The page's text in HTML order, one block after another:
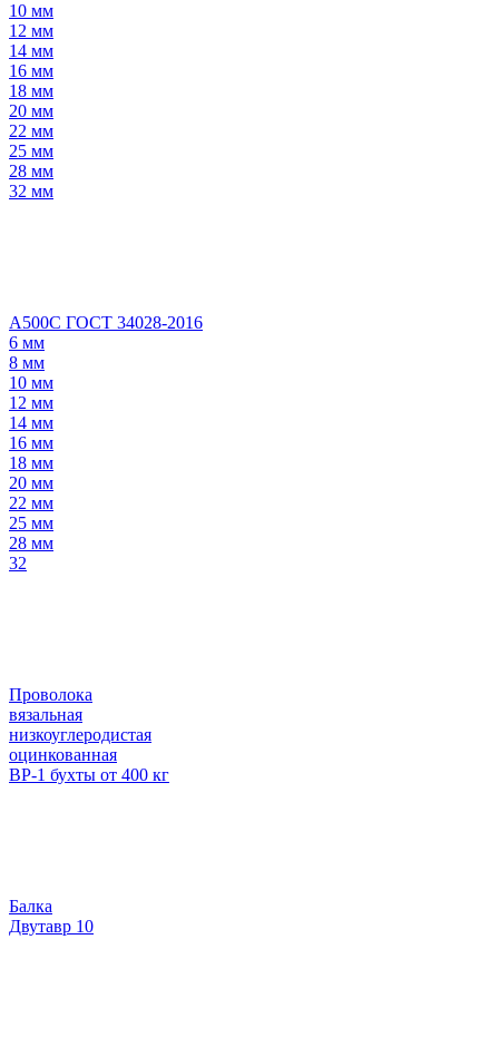
10 мм
12 мм
14 мм
16 мм
18 мм
20 мм
22 мм
25 мм
28 мм
32 мм
А500С ГОСТ 34028-2016
6 мм
8 мм
10 мм
12 мм
14 мм
16 мм
18 мм
20 мм
22 мм
25 мм
28 мм
32
Проволока
вязальная
низкоуглеродистая
оцинкованная
ВР-1 бухты от 400 кг
Балка
Двутавр 10